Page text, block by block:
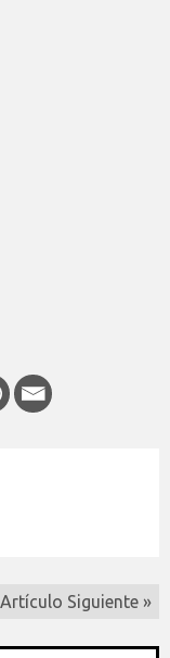
Artículo Siguiente »